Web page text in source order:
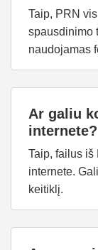
Taip, PRN
spausdinimo
naudojamas
Ar galiu
internete?
Taip, failus iš
internete.
keitiklį.